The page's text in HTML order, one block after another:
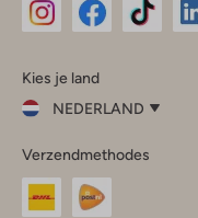
InstagramFacebook
Kies je land
NEDERLAND
je
land
Nederland
Verzendmethodes